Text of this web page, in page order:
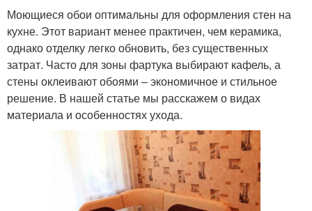
Моющиеся обои оптимальны для оформления стен на
кухне. Этот вариант менее практичен, чем керамика,
однако отделку легко обновить, без существенных
затрат. Часто для зоны фартука выбирают кафель, а
стены оклеивают обоями – экономичное и стильное
решение. В нашей статье мы расскажем о видах
материала и особенностях ухода.